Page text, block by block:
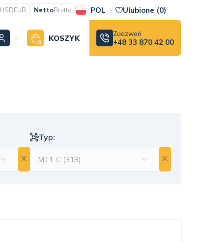
USDEUR NettoBrutto POL Ulubione (0)
0 KOSZYK Zadzwoń
+48 33 870 42 00
Typ: